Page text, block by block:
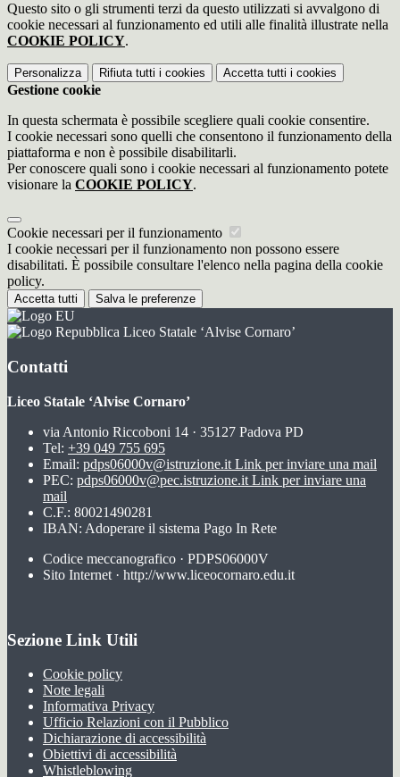
Questo sito o gli strumenti terzi da questo utilizzati si avvalgono di
cookie necessari al funzionamento ed utili alle finalità illustrate nella
COOKIE POLICY.
Personalizza Rifiuta tutti i cookies Accetta tutti i cookies
Gestione cookie
In questa schermata è possibile scegliere quali cookie consentire.
I cookie necessari sono quelli che consentono il funzionamento della
piattaforma e non è possibile disabilitarli.
Per conoscere quali sono i cookie necessari al funzionamento potete
visionare la COOKIE POLICY.
Cookie necessari per il funzionamento
I cookie necessari per il funzionamento non possono essere
disabilitati. È possibile consultare l'elenco nella pagina della cookie
policy.
Accetta tutti Salva le preferenze
Liceo Statale ‘Alvise Cornaro’
Contatti
Liceo Statale ‘Alvise Cornaro’
via Antonio Riccoboni 14 · 35127 Padova PD
Tel: +39 049 755 695
Email: pdps06000v@istruzione.it Link per inviare una mail
PEC: pdps06000v@pec.istruzione.it Link per inviare una
mail
C.F.: 80021490281
IBAN: Adoperare il sistema Pago In Rete
Codice meccanografico · PDPS06000V
Sito Internet · http://www.liceocornaro.edu.it
Sezione Link Utili
Cookie policy
Note legali
Informativa Privacy
Ufficio Relazioni con il Pubblico
Dichiarazione di accessibilità
Obiettivi di accessibilità
Whistleblowing